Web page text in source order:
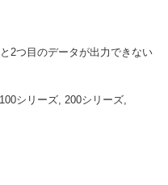
2つ目のデータが出力できない
シリーズ, 200シリーズ,